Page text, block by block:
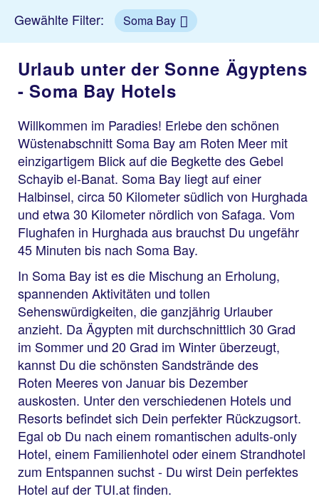
Gewählte Filter: Soma Bay
Urlaub unter der Sonne Ägyptens
- Soma Bay Hotels
Willkommen im Paradies! Erlebe den schönen
Wüstenabschnitt Soma Bay am Roten Meer mit
einzigartigem Blick auf die Begkette des Gebel
Schayib el-Banat. Soma Bay liegt auf einer
Halbinsel, circa 50 Kilometer südlich von Hurghada
und etwa 30 Kilometer nördlich von Safaga. Vom
Flughafen in Hurghada aus brauchst Du ungefähr
45 Minuten bis nach Soma Bay.
In Soma Bay ist es die Mischung an Erholung,
spannenden Aktivitäten und tollen
Sehenswürdigkeiten, die ganzjährig Urlauber
anzieht. Da Ägypten mit durchschnittlich 30 Grad
im Sommer und 20 Grad im Winter überzeugt,
kannst Du die schönsten Sandstrände des
Roten Meeres von Januar bis Dezember
auskosten. Unter den verschiedenen Hotels und
Resorts befindet sich Dein perfekter Rückzugsort.
Egal ob Du nach einem romantischen adults-only
Hotel, einem Familienhotel oder einem Strandhotel
zum Entspannen suchst - Du wirst Dein perfektes
Hotel auf der TUI.at finden.